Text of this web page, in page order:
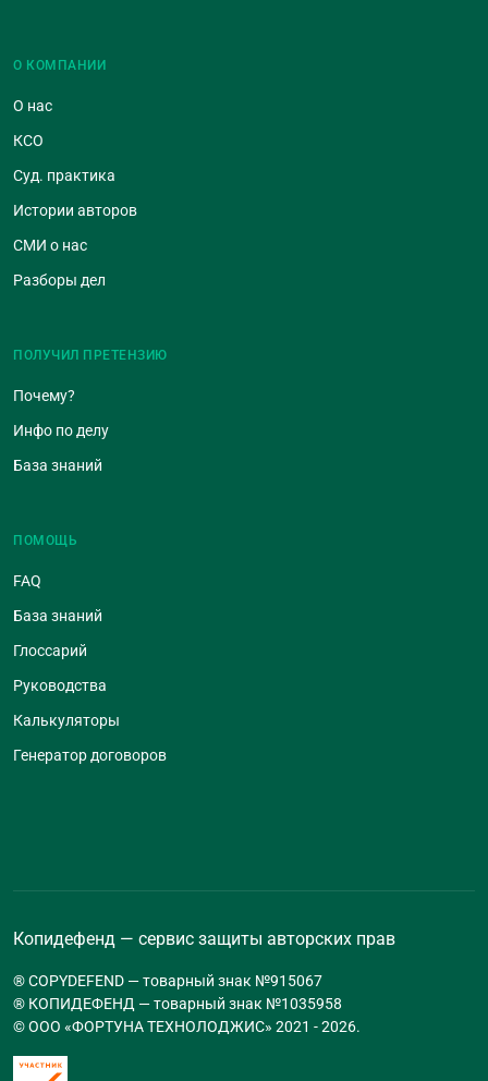
О КОМПАНИИ
О нас
КСО
Суд. практика
Истории авторов
СМИ о нас
Разборы дел
ПОЛУЧИЛ ПРЕТЕНЗИЮ
Почему?
Инфо по делу
База знаний
ПОМОЩЬ
FAQ
База знаний
Глоссарий
Руководства
Калькуляторы
Генератор договоров
Копидефенд — сервис защиты авторских прав
® COPYDEFEND — товарный знак №915067
® КОПИДЕФЕНД — товарный знак №1035958
© ООО «ФОРТУНА ТЕХНОЛОДЖИС» 2021 -2026.